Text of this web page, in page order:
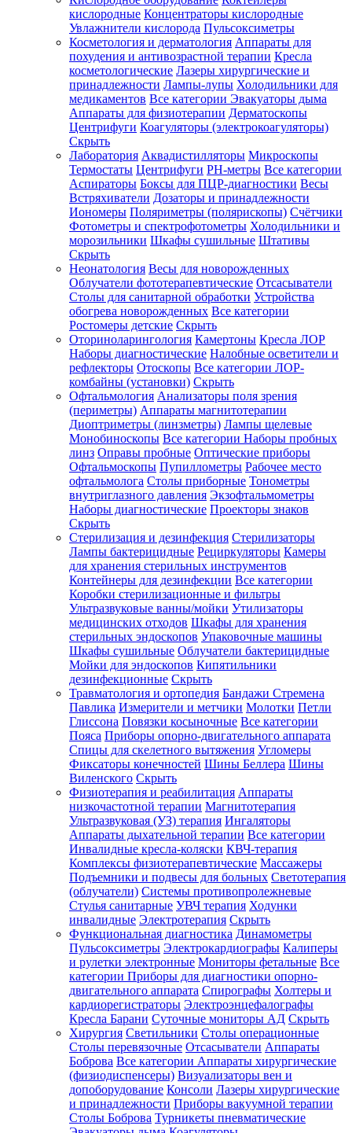
Зарегистрироваться
Зачем
регистрироваться?
Все
покупки
одном
месте
Личный
менеджер
Отслеживание
статуса
заказа
кислородные Концентраторы кислородные
Увлажнители кислорода Пульсоксиметры
Косметология и дерматология Аппараты для
похудения и антивозрастной терапии Кресла
косметологические Лазеры хирургические и
принадлежности Лампы-лупы Холодильники для
медикаментов Все категории Эвакуаторы дыма
Аппараты для физиотерапии Дерматоскопы
Центрифуги Коагуляторы (электрокоагуляторы)
Скрыть
Лаборатория Аквадистилляторы Микроскопы
Термостаты Центрифуги PH-метры Все категории
Аспираторы Боксы для ПЦР-диагностики Весы
Встряхиватели Дозаторы и принадлежности
Иономеры Поляриметры (полярископы) Счётчики
Фотометры и спектрофотометры Холодильники и
морозильники Шкафы сушильные Штативы
Скрыть
Неонатология Весы для новорожденных
Облучатели фототерапевтические Отсасыватели
Столы для санитарной обработки Устройства
обогрева новорожденных Все категории
Ростомеры детские Скрыть
Оториноларингология Камертоны Кресла ЛОР
Наборы диагностические Налобные осветители и
рефлекторы Отоскопы Все категории ЛОР-
комбайны (установки) Скрыть
Офтальмология Анализаторы поля зрения
(периметры) Аппараты магнитотерапии
Диоптриметры (линзметры) Лампы щелевые
Монобиноскопы Все категории Наборы пробных
линз Оправы пробные Оптические приборы
Офтальмоскопы Пупиллометры Рабочее место
офтальмолога Столы приборные Тонометры
внутриглазного давления Экзофтальмометры
Наборы диагностические Проекторы знаков
Скрыть
Стерилизация и дезинфекция Стерилизаторы
Лампы бактерицидные Рециркуляторы Камеры
для хранения стерильных инструментов
Контейнеры для дезинфекции Все категории
Коробки стерилизационные и фильтры
Ультразвуковые ванны/мойки Утилизаторы
медицинских отходов Шкафы для хранения
стерильных эндоскопов Упаковочные машины
Шкафы сушильные Облучатели бактерицидные
Мойки для эндоскопов Кипятильники
дезинфекционные Скрыть
Травматология и ортопедия Бандажи Стремена
Павлика Измерители и метчики Молотки Петли
Глиссона Повязки косыночные Все категории
Пояса Приборы опорно-двигательного аппарата
Спицы для скелетного вытяжения Угломеры
Фиксаторы конечностей Шины Беллера Шины
Виленского Скрыть
Физиотерапия и реабилитация Аппараты
низкочастотной терапии Магнитотерапия
Ультразвуковая (УЗ) терапия Ингаляторы
Аппараты дыхательной терапии Все категории
Инвалидные кресла-коляски КВЧ-терапия
Комплексы физиотерапевтические Массажеры
Подъемники и подвесы для больных Светотерапия
(облучатели) Системы противопролежневые
Стулья санитарные УВЧ терапия Ходунки
инвалидные Электротерапия Скрыть
Функциональная диагностика Динамометры
Пульсоксиметры Электрокардиографы Калиперы
и рулетки электронные Мониторы фетальные Все
категории Приборы для диагностики опорно-
двигательного аппарата Спирографы Холтеры и
кардиорегистраторы Электроэнцефалографы
Кресла Барани Суточные мониторы АД Скрыть
Хирургия Светильники Столы операционные
Столы перевязочные Отсасыватели Аппараты
Боброва Все категории Аппараты хирургические
(физиодиспенсеры) Визуализаторы вен и
допоборудование Консоли Лазеры хирургические
и принадлежности Приборы вакуумной терапии
Столы Боброва Турникеты пневматические